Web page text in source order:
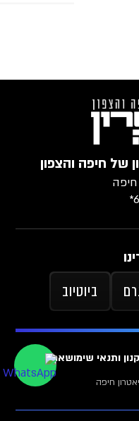
של חיפה והצפון
ביוטיוב
חיפה
ותנאי שימושארכיון